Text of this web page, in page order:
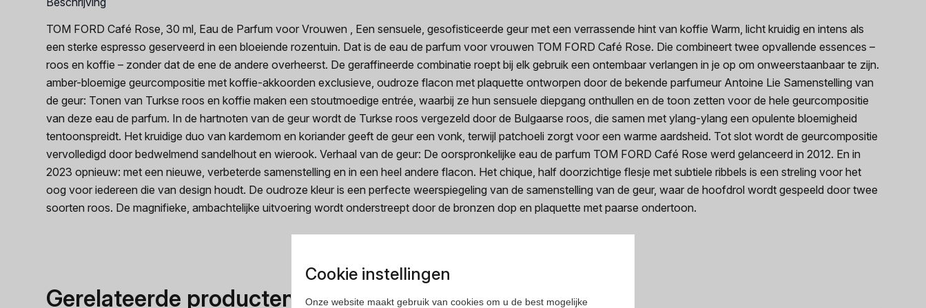
TOM FORD Café Rose, 30 ml, Eau de Parfum voor Vrouwen , Een sensuele, gesofisticeerde geur met een verrassende hint van koffie Warm, licht kruidig en intens als
een sterke espresso geserveerd in een bloeiende rozentuin. Dat is de eau de parfum voor vrouwen TOM FORD Café Rose. Die combineert twee opvallende essences –
roos en koffie – zonder dat de ene de andere overheerst. De geraffineerde combinatie roept bij elk gebruik een ontembaar verlangen in je op om onweerstaanbaar te zijn.
amber-bloemige geurcompositie met koffie-akkoorden exclusieve, oudroze flacon met plaquette ontworpen door de bekende parfumeur Antoine Lie Samenstelling van
de geur: Tonen van Turkse roos en koffie maken een stoutmoedige entrée, waarbij ze hun sensuele diepgang onthullen en de toon zetten voor de hele geurcompositie
van deze eau de parfum. In de hartnoten van de geur wordt de Turkse roos vergezeld door de Bulgaarse roos, die samen met ylang-ylang een opulente bloemigheid
tentoonspreidt. Het kruidige duo van kardemom en koriander geeft de geur een vonk, terwijl patchoeli zorgt voor een warme aardsheid. Tot slot wordt de geurcompositie
vervolledigd door bedwelmend sandelhout en wierook. Verhaal van de geur: De oorspronkelijke eau de parfum TOM FORD Café Rose werd gelanceerd in 2012. En in
2023 opnieuw: met een nieuwe, verbeterde samenstelling en in een heel andere flacon. Het chique, half doorzichtige flesje met subtiele ribbels is een streling voor het
oog voor iedereen die van design houdt. De oudroze kleur is een perfecte weerspiegeling van de samenstelling van de geur, waar de hoofdrol wordt gespeeld door twee
soorten roos. De magnifieke, ambachtelijke uitvoering wordt onderstreept door de bronzen dop en plaquette met paarse ondertoon.
Gerelateerde producten
Cookie instellingen
Onze website maakt gebruik van cookies om u de best mogelijke